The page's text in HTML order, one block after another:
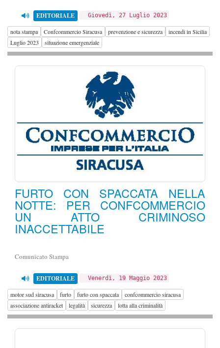
EDITORIALE Giovedì, 27 Luglio 2023
nota stampa Confcommercio Siracusa prevenzione e sicurezza
incendi in Sicilia
Luglio 2023
situazione emergenziale
FURTO CON SPACCATA NELLA
NOTTE: PER CONFCOMMERCIO
UN ATTO CRIMINOSO
INACCETTABILE
Comunicato Stampa
EDITORIALE Venerdì, 19 Maggio 2023
motor sud siracusa furto furto con spaccata
confcommercio siracusa
associazione antiracket
legalità sicurezza lotta alla criminalità